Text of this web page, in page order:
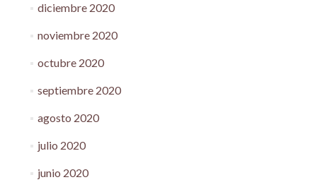
diciembre 2020
noviembre 2020
octubre 2020
septiembre 2020
agosto 2020
julio 2020
junio 2020